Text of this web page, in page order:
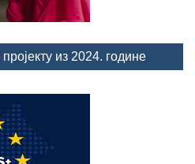
из 2024. године